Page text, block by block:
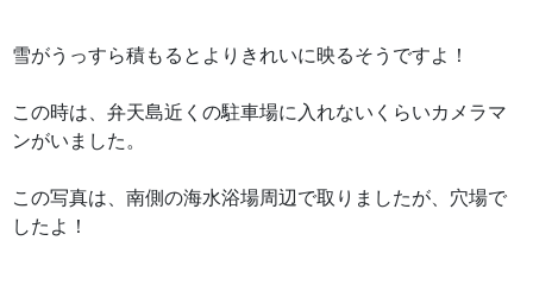
雪がうっすら積もるとよりきれいに映るそうですよ！
この時は、弁天島近くの駐車場に入れないくらいカメラマ
ンがいました。
この写真は、南側の海水浴場周辺で取りましたが、穴場で
したよ！